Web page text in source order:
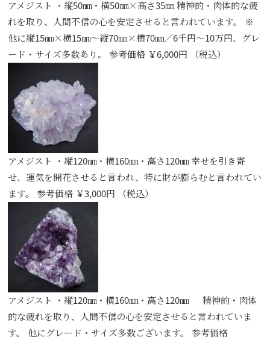
アメジスト ・縦50㎜・横50㎜×高さ35㎜ 精神的・肉体的な疲
れを取り、人間不信の心を安定させると言われています。 ※
他に縦15㎜×横15㎜～縦70㎜×横70㎜／6千円～10万円、グレ
ード・サイズ多数あり。 参考価格 ￥6,000円 （税込）
アメジスト ・縦120㎜・横160㎜・高さ120㎜ 幸せを引き寄
せ、運気を開花させると言われ、特に財が膨らむと言われてい
ます。 参考価格 ￥3,000円 （税込）
アメジスト ・縦120㎜・横160㎜・高さ120㎜ 精神的・肉体
的な疲れを取り、人間不信の心を安定させると言われていま
す。 他にグレード・サイズ多数ございます。 参考価格